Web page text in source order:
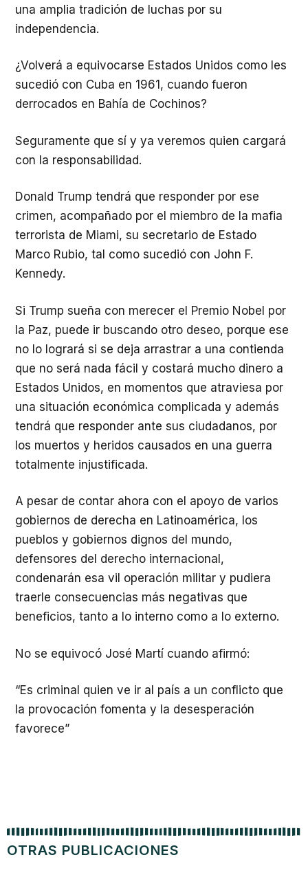
una amplia tradición de luchas por su
independencia.
¿Volverá a equivocarse Estados Unidos como les
sucedió con Cuba en 1961, cuando fueron
derrocados en Bahía de Cochinos?
Seguramente que sí y ya veremos quien cargará
con la responsabilidad.
Donald Trump tendrá que responder por ese
crimen, acompañado por el miembro de la mafia
terrorista de Miami, su secretario de Estado
Marco Rubio, tal como sucedió con John F.
Kennedy.
Si Trump sueña con merecer el Premio Nobel por
la Paz, puede ir buscando otro deseo, porque ese
no lo logrará si se deja arrastrar a una contienda
que no será nada fácil y costará mucho dinero a
Estados Unidos, en momentos que atraviesa por
una situación económica complicada y además
tendrá que responder ante sus ciudadanos, por
los muertos y heridos causados en una guerra
totalmente injustificada.
A pesar de contar ahora con el apoyo de varios
gobiernos de derecha en Latinoamérica, los
pueblos y gobiernos dignos del mundo,
defensores del derecho internacional,
condenarán esa vil operación militar y pudiera
traerle consecuencias más negativas que
beneficios, tanto a lo interno como a lo externo.
No se equivocó José Martí cuando afirmó:
“Es criminal quien ve ir al país a un conflicto que
la provocación fomenta y la desesperación
favorece”
OTRAS PUBLICACIONES